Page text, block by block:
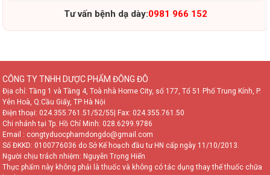
Tư vấn bệnh dạ dày:0981 966 152
CÔNG TY TNHH DƯỢC PHẨM ĐÔNG ĐÔ
Địa chỉ: Tầng 1 và Tầng 4, Toà nhà Home City, số 177, Tổ 51 Phố Trung Kính, P.
Yên Hoà, Q.Cầu Giấy, TP Hà Nội
Điện thoại: 024.355.761.51/52/55
| Fax: 024.355.761.50
Chi nhánh tại Tp. Hồ Chí Minh: 028.6299.9786
Email : congtyduocphamdongdo@gmail.com
Số ĐKKD: 0100776036 do Sở Kế hoạch đầu tư HN cấp ngày 11/10/2013.
Người chịu trách nhiệm: Nguyễn Trọng Hiển
Thực phẩm này không phải là thuốc và không có tác dụng thay thế thuốc chữa